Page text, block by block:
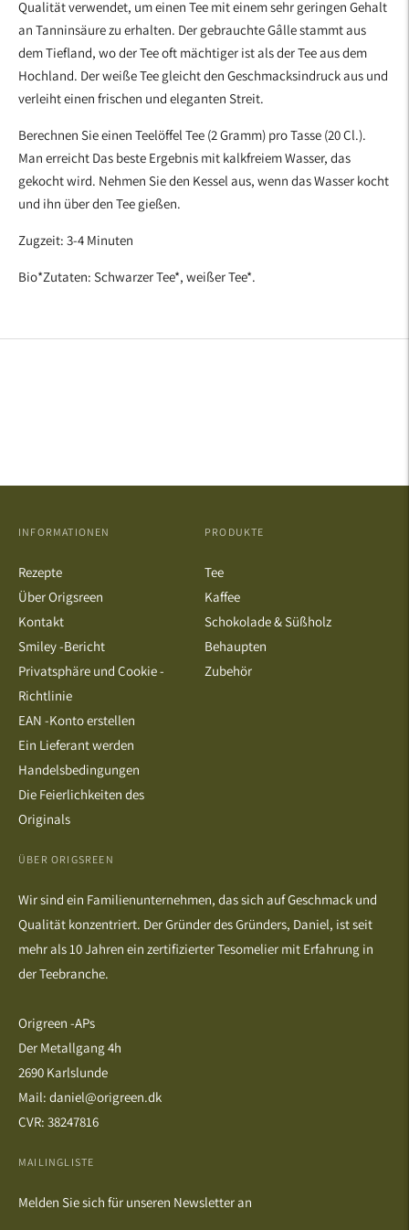
Qualität verwendet, um einen Tee mit einem sehr geringen Gehalt
an Tanninsäure zu erhalten. Der gebrauchte Gâlle stammt aus
dem Tiefland, wo der Tee oft mächtiger ist als der Tee aus dem
Hochland. Der weiße Tee gleicht den Geschmacksindruck aus und
verleiht einen frischen und eleganten Streit.
Berechnen Sie einen Teelöffel Tee (2 Gramm) pro Tasse (20 Cl.).
Man erreicht Das beste Ergebnis mit kalkfreiem Wasser, das
gekocht wird. Nehmen Sie den Kessel aus, wenn das Wasser kocht
und ihn über den Tee gießen.
Zugzeit: 3-4 Minuten
Bio*Zutaten: Schwarzer Tee*, weißer Tee*.
ÜBER ORIGSREEN
Wir sind ein Familienunternehmen, das sich auf Geschmack und
Qualität konzentriert. Der Gründer des Gründers, Daniel, ist seit
mehr als 10 Jahren ein zertifizierter Tesomelier mit Erfahrung in
der Teebranche.
Origreen -APs
Der Metallgang 4h
2690 Karlslunde
Mail: daniel@origreen.dk
CVR: 38247816
INFORMATIONEN
Rezepte
Über Origsreen
Kontakt
Smiley -Bericht
Privatsphäre und Cookie -
Richtlinie
EAN -Konto erstellen
Ein Lieferant werden
Handelsbedingungen
Die Feierlichkeiten des
Originals
PRODUKTE
Tee
Kaffee
Schokolade & Süßholz
Behaupten
Zubehör
MAILINGLISTE
Melden Sie sich für unseren Newsletter an